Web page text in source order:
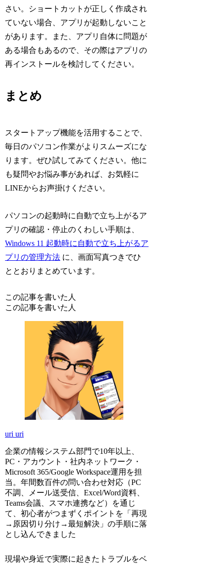
さい。ショートカットが正しく作成され
ていない場合、アプリが起動しないこと
があります。また、アプリ自体に問題が
ある場合もあるので、その際はアプリの
再インストールを検討してください。
まとめ
スタートアップ機能を活用することで、
毎日のパソコン作業がよりスムーズにな
ります。ぜひ試してみてください。他に
も疑問やお悩み事があれば、お気軽に
LINEからお声掛けください。
パソコンの起動時に自動で立ち上がるア
プリの確認・停止のくわしい手順は、
Windows 11 起動時に自動で立ち上がるア
プリの管理方法 に、画面写真つきでひ
ととおりまとめています。
この記事を書いた人
この記事を書いた人
uri uri
企業の情報システム部門で10年以上、
PC・アカウント・社内ネットワーク・
Microsoft 365/Google Workspace運用を担
当。年間数百件の問い合わせ対応（PC
不調、メール送受信、Excel/Word資料、
Teams会議、スマホ連携など）を通じ
て、初心者がつまずくポイントを「再現
→原因切り分け→最短解決」の手順に落
とし込んできました
現場や身近で実際に起きたトラブルをベ